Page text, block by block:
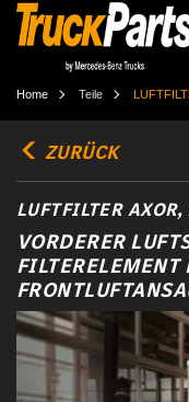
Home Teile
ZURÜCK
LUFTFILTER
VORDERER
FILTERELEMENT